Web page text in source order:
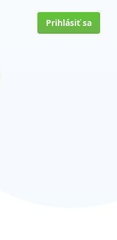
Prihlásiť sa